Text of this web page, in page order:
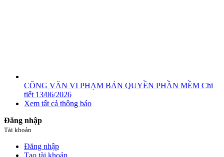
CÔNG VĂN VI PHẠM BẢN QUYỀN PHẦN MỀM Chi
tiết 13/06/2026
Xem tất cả thông báo
Đăng nhập
Tài khoản
Đăng nhập
Tạo tài khoản